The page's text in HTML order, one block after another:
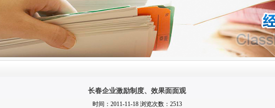
长春企业激励制度、效果面面观
时间：2011-11-18 浏览次数：2513